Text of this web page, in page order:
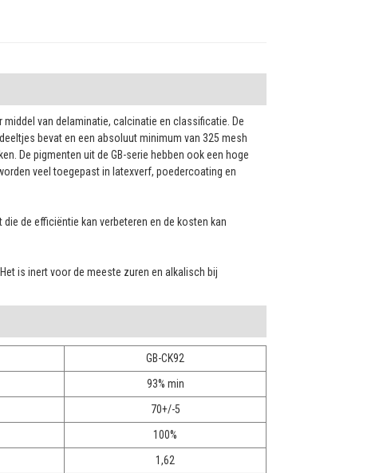
van delaminatie, calcinatie en classificatie. De
bevat en een absoluut minimum van 325 mesh
De pigmenten uit de GB-serie hebben ook een hoge
veel toegepast in latexverf, poedercoating en
de efficiëntie kan verbeteren en de kosten kan
is inert voor de meeste zuren en alkalisch bij
GB-CK92
93% min
70+/-5
100%
1,62